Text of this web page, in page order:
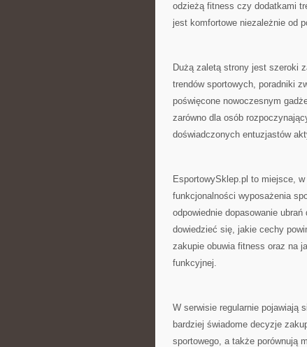
odzieżą fitness czy dodatkami
jest komfortowe niezależnie od
Dużą zaletą strony jest szeroki
trendów sportowych, poradniki
poświęcone nowoczesnym
zarówno dla osób
doświadczonych entuzjastów
EsportowySklep.pl to miejsce,
funkcjonalności wyposażenia
odpowiednie dopasowanie
dowiedzieć się, jakie cechy
zakupie obuwia fitness oraz na
funkcyjnej.
W serwisie regularnie pojawiają
bardziej świadome decyzje
sportowego, a także porównują